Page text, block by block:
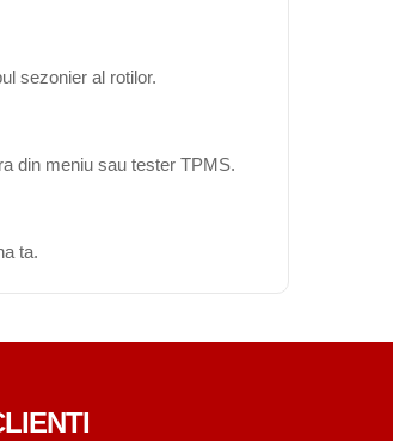
sezonier al rotilor.
din meniu sau tester TPMS.
ta.